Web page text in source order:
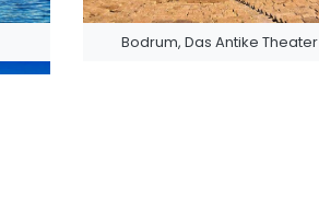
Bodrum, Das Antike Theater